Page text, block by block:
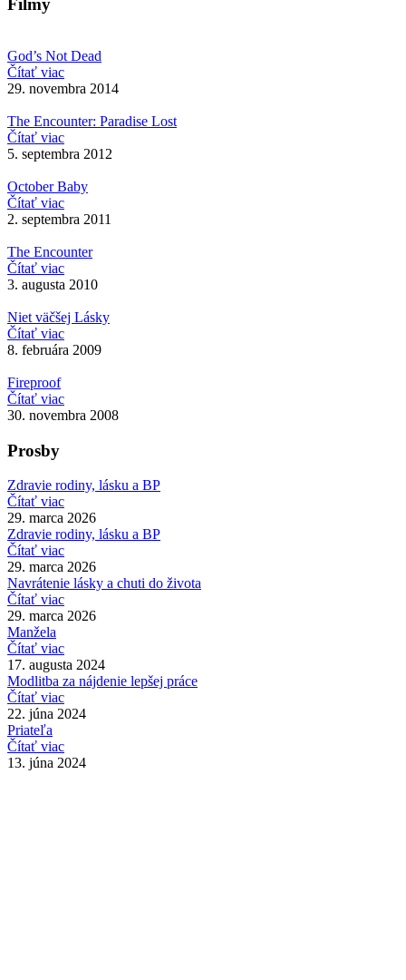
Filmy
God’s Not Dead
Čítať viac
29. novembra 2014
The Encounter: Paradise Lost
Čítať viac
5. septembra 2012
October Baby
Čítať viac
2. septembra 2011
The Encounter
Čítať viac
3. augusta 2010
Niet väčšej Lásky
Čítať viac
8. februára 2009
Fireproof
Čítať viac
30. novembra 2008
Prosby
Zdravie rodiny, lásku a BP
Čítať viac
29. marca 2026
Zdravie rodiny, lásku a BP
Čítať viac
29. marca 2026
Navrátenie lásky a chuti do života
Čítať viac
29. marca 2026
Manžela
Čítať viac
17. augusta 2024
Modlitba za nájdenie lepšej práce
Čítať viac
22. júna 2024
Priateľa
Čítať viac
13. júna 2024